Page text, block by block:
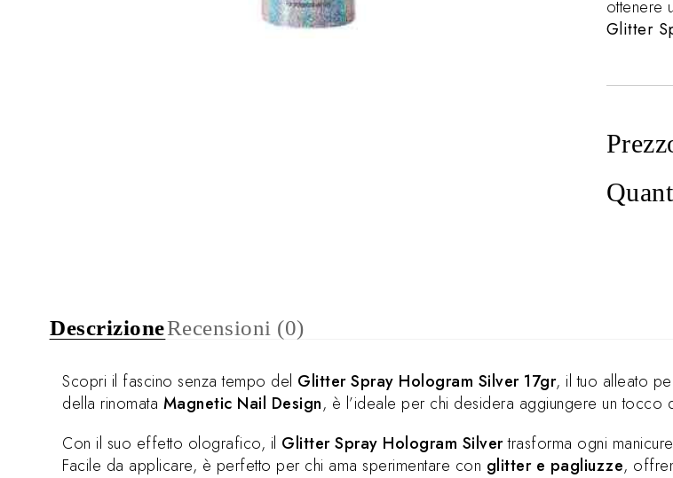
ottenere
Glitter
DescrizioneRecensioni (0)
Scopri il fascino senza tempo del Glitter Spray Hologram Silver 17gr, il tuo alleato
della rinomata Magnetic Nail Design, è l’ideale per chi desidera aggiungere un
Con il suo effetto olografico, il Glitter Spray Hologram Silvertrasforma ogni
Facile da applicare, è perfetto per chi ama sperimentare con glitter e pagliuzze,